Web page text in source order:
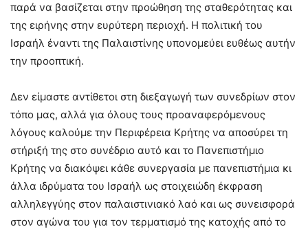
παρά να βασίζεται στην προώθηση της σταθερότητας και
της ειρήνης στην ευρύτερη περιοχή. Η πολιτική του
Ισραήλ έναντι της Παλαιστίνης υπονομεύει ευθέως αυτήν
την προοπτική.
Δεν είμαστε αντίθετοι στη διεξαγωγή των συνεδρίων στον
τόπο μας, αλλά για όλους τους προαναφερόμενους
λόγους καλούμε την Περιφέρεια Κρήτης να αποσύρει τη
στήριξή της στο συνέδριο αυτό και το Πανεπιστήμιο
Κρήτης να διακόψει κάθε συνεργασία με πανεπιστήμια κι
άλλα ιδρύματα του Ισραήλ ως στοιχειώδη έκφραση
αλληλεγγύης στον παλαιστινιακό λαό και ως συνεισφορά
στον αγώνα του για τον τερματισμό της κατοχής από το